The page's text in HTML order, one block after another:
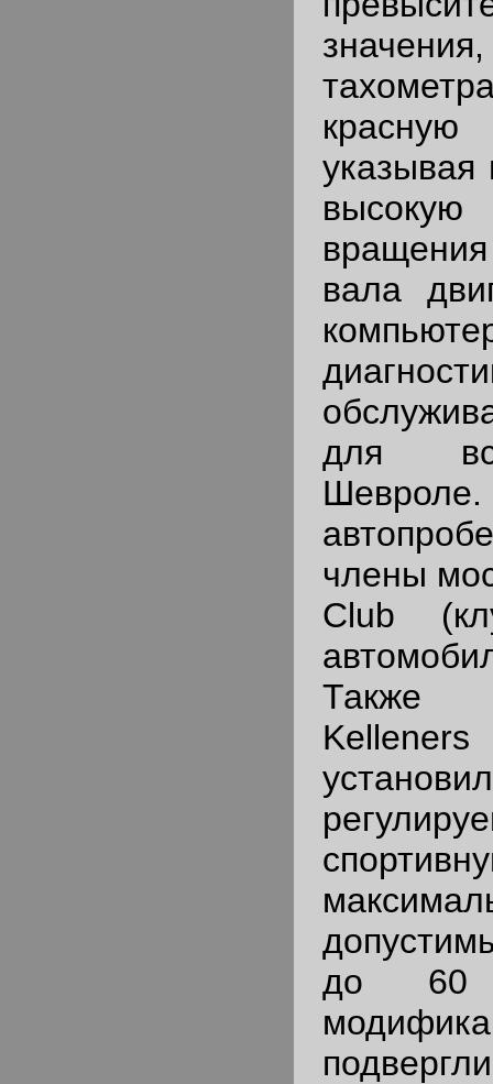
указывая
вала
для
члены
Club
Также
до 60